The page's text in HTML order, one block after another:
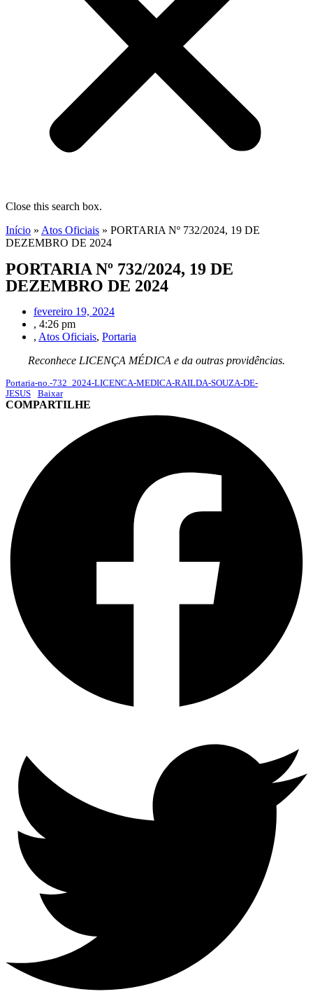
Close this search box.
Início » Atos Oficiais » PORTARIA Nº 732/2024, 19 DE
DEZEMBRO DE 2024
PORTARIA Nº 732/2024, 19 DE
DEZEMBRO DE 2024
fevereiro 19, 2024
, 4:26 pm
, Atos Oficiais, Portaria
Reconhece LICENÇA MÉDICA e da outras providências.
Portaria-no.-732_2024-LICENCA-MEDICA-RAILDA-SOUZA-DE-
JESUS
Baixar
COMPARTILHE